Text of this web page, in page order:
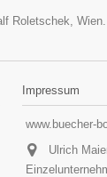
Roletschek, Wien.
Impressum
www.buecher-
Ulrich